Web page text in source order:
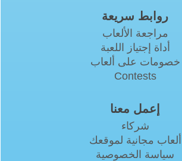
روابط سريعة
مراجعة الألعاب
أداة إجتياز اللعبة
خصومات على ألعاب
Contests
إعمل معنا
شركاء
ألعاب مجانية لموقعك
سياسة الخصوصية